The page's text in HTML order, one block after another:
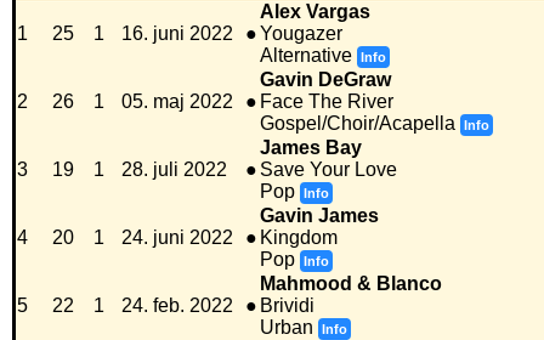
1 25 1 16. juni 2022 ●
Alex Vargas
Yougazer
Alternative Info
2 26 1 05. maj 2022 ●
Gavin DeGraw
Face The River
Gospel/Choir/Acapella
Info
3 19 1 28. juli 2022 ●
James Bay
Save Your Love
Pop Info
4 20 1 24. juni 2022 ●
Gavin James
Kingdom
Pop Info
5 22 1 24. feb. 2022 ●
Mahmood & Blanco
Brividi
Urban
Info